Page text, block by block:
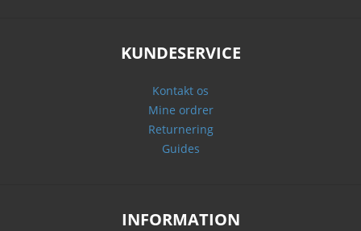
KUNDESERVICE
Kontakt os
Mine ordrer
Returnering
Guides
INFORMATION